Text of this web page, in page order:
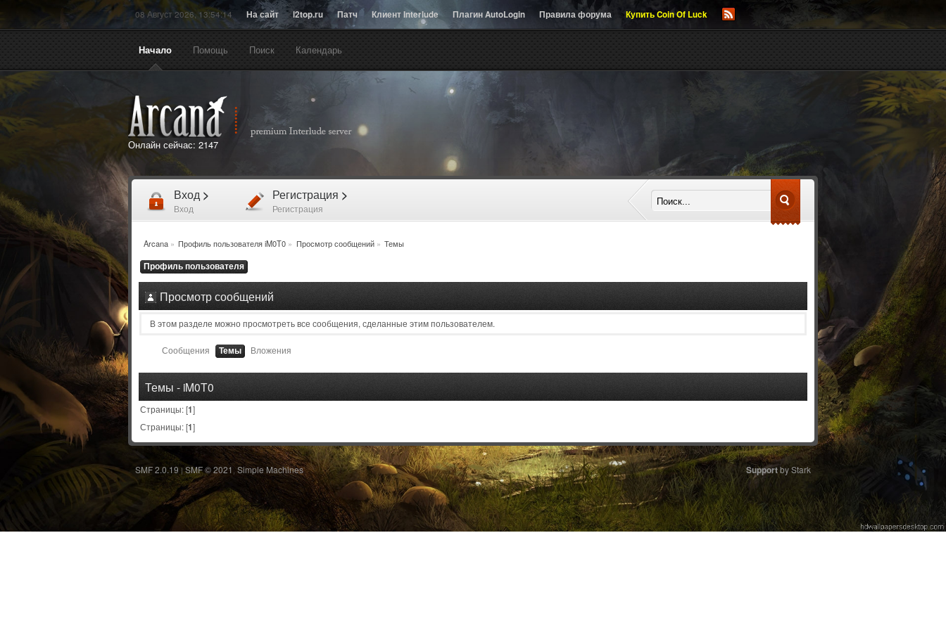
08 Август 2026, 13:54:14 На сайт l2top.ru Патч Клиент Interlude Плагин AutoLogin Правила форума Купить Coin Of Luck
Начало Помощь Поиск Календарь
Онлайн сейчас: 2147
Вход >
Вход
Регистрация >
Регистрация
Arcana» Профиль пользователя iM0T0 » Просмотр сообщений» Темы
Профиль пользователя
Просмотр сообщений
В этом разделе можно просмотреть все сообщения, сделанные этим пользователем.
Сообщения Темы Вложения
Темы - iM0T0
Страницы: [1]
Страницы: [1]
SMF 2.0.19 |SMF © 2021 Simple Machines Supportby Stark